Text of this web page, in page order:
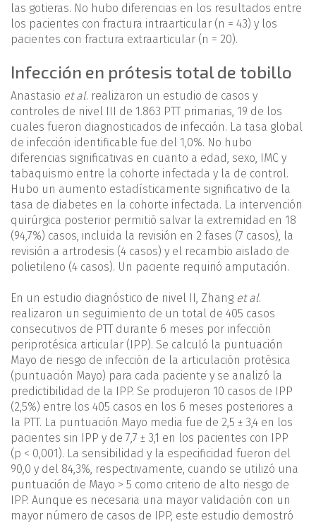
las gotieras. No hubo diferencias en los resultados entre
los pacientes con fractura intraarticular (n = 43) y los
pacientes con fractura extraarticular (n = 20).
Infección en prótesis total de tobillo
Anastasio et al. realizaron un estudio de casos y
controles de nivel III de 1.863 PTT primarias, 19 de los
cuales fueron diagnosticados de infección. La tasa global
de infección identificable fue del 1,0%. No hubo
diferencias significativas en cuanto a edad, sexo, IMC y
tabaquismo entre la cohorte infectada y la de control.
Hubo un aumento estadísticamente significativo de la
tasa de diabetes en la cohorte infectada. La intervención
quirúrgica posterior permitió salvar la extremidad en 18
(94,7%) casos, incluida la revisión en 2 fases (7 casos), la
revisión a artrodesis (4 casos) y el recambio aislado de
polietileno (4 casos). Un paciente requirió amputación.
En un estudio diagnóstico de nivel II, Zhang et al.
realizaron un seguimiento de un total de 405 casos
consecutivos de PTT durante 6 meses por infección
periprotésica articular (IPP). Se calculó la puntuación
Mayo de riesgo de infección de la articulación protésica
(puntuación Mayo) para cada paciente y se analizó la
predictibilidad de la IPP. Se produjeron 10 casos de IPP
(2,5%) entre los 405 casos en los 6 meses posteriores a
la PTT. La puntuación Mayo media fue de 2,5 ± 3,4 en los
pacientes sin IPP y de 7,7 ± 3,1 en los pacientes con IPP
(p < 0,001). La sensibilidad y la especificidad fueron del
90,0 y del 84,3%, respectivamente, cuando se utilizó una
puntuación de Mayo > 5 como criterio de alto riesgo de
IPP. Aunque es necesaria una mayor validación con un
mayor número de casos de IPP, este estudio demostró